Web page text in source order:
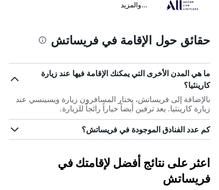
...والمزيد
حقائق حول الإقامة في فريساتش
ما هي المدن الأخرى التي يمكنك الإقامة فيها عند زيارة
كارينثيا؟
بالإضافة إلى فريساتش، يختار المسافرون زيارة ويسينسي عند
زيارة كارينثيا. يعد ترفين أيضاً خياراً رائجاً للزيارة.
كم عدد الفنادق الموجودة في فريساتش؟
اعثر على نتائج أفضل لإقامتك في
فريساتش